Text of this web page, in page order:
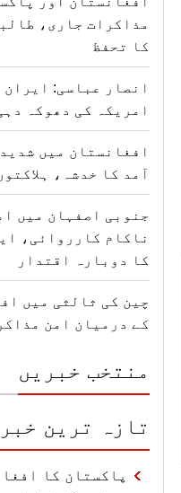
مذاکرات جاری،
کا تحفظ
انصار عباسی: ایران
امریکہ کی دھوکہ
افغانستان میں
آمد کا خدشہ، ہلاکتوں کی
جنوبی اصفہان میں
ناکام کارروائی،
کا دوبارہ اقتدار
چین کی ثالثی میں
کے درمیان امن
منتخب خبریں
تازہ ترین
پاکستان کا